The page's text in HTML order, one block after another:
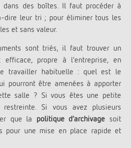
dans des boîtes. Il faut procéder à
dire leur tri ; pour éliminer tous les
et sans valeur.
sont triés, il faut trouver un
efficace, propre à l’entreprise, en
travailler habituelle : quel est le
pourront être amenées à apporter
salle ? Si vous êtes une petite
Si vous avez plusieurs
que la politique d’archivage soit
pour une mise en place rapide et